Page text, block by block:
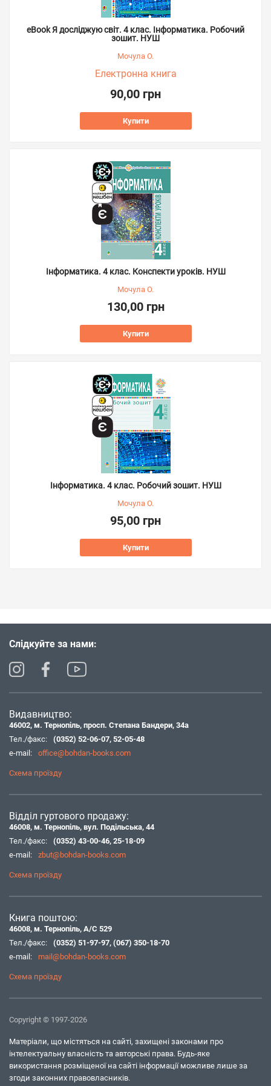
eBook Я досліджую світ. 4 клас. Інформатика. Робочий
зошит. НУШ
Мочула О.
Електронна книга
90,00 грн
Купити
Інформатика. 4 клас. Конспекти уроків. НУШ
Мочула О.
130,00 грн
Купити
Інформатика. 4 клас. Робочий зошит. НУШ
Мочула О.
95,00 грн
Купити
Слідкуйте за нами:
Видавництво:
46002, м. Тернопіль, просп. Степана Бандери, 34а
Тел./факс:
(0352) 52-06-07, 52-05-48
e-mail:
office@bohdan-books.com
Схема проїзду
Відділ гуртового продажу:
46008, м. Тернопіль, вул. Подільська, 44
Тел./факс:
(0352) 43-00-46, 25-18-09
e-mail:
zbut@bohdan-books.com
Схема проїзду
Книга поштою:
46008, м. Тернопіль, А/С 529
Тел./факс:
(0352) 51-97-97, (067) 350-18-70
e-mail:
mail@bohdan-books.com
Схема проїзду
Copyright © 1997-2026
Матеріали, що містяться на сайті, захищені законами про
інтелектуальну власність та авторські права. Будь-яке
використання розміщеної на сайті інформації можливе лише за
згоди законних правовласників.